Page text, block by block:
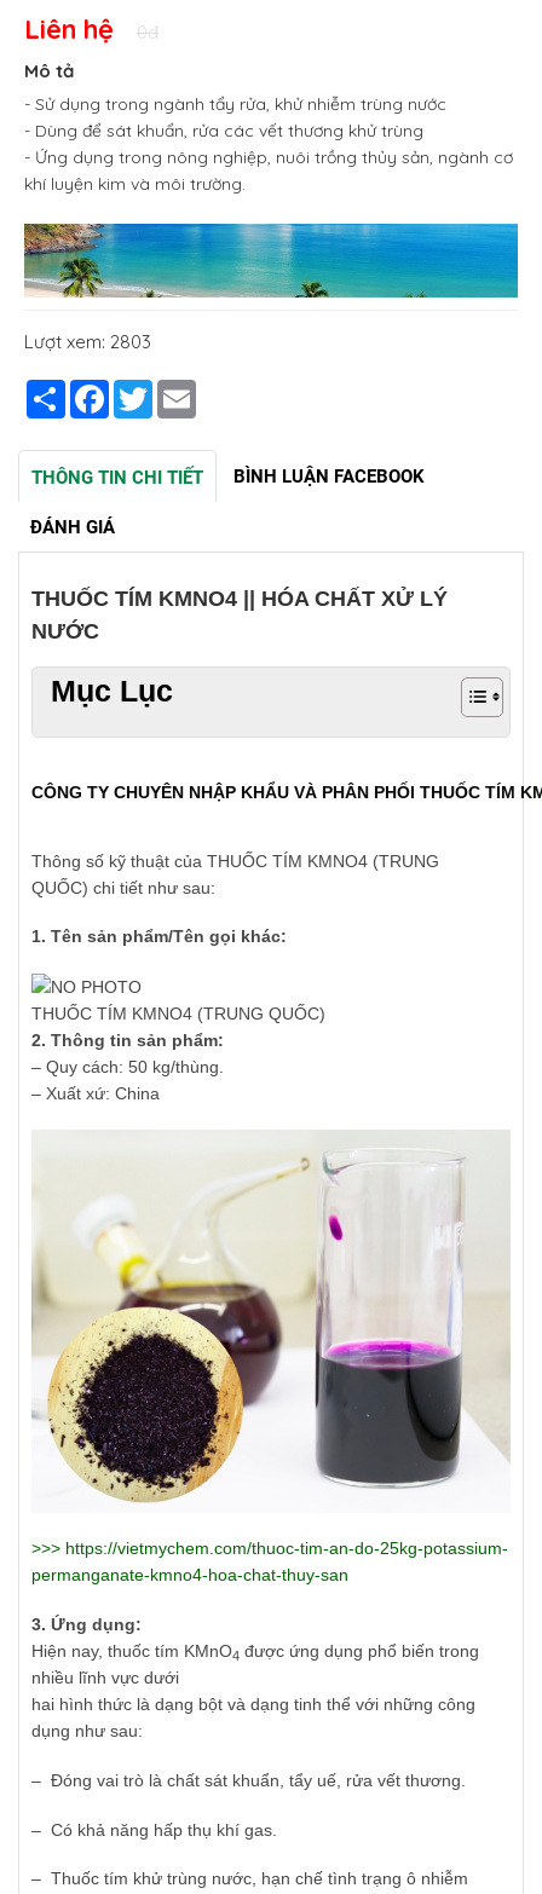
Liên hệ
0đ
Mô tả
- Sử dụng trong ngành tẩy rửa, khử nhiễm trùng nước
- Dùng để sát khuẩn, rửa các vết thương khử trùng
- Ứng dụng trong nông nghiệp, nuôi trồng thủy sản, ngành cơ
khí luyện kim và môi trường.
Lượt xem: 2803
ShareFacebook
Twitter
THÔNG TIN CHI TIẾT BÌNH LUẬN FACEBOOK
ĐÁNH GIÁ
THUỐC TÍM KMNO4 || HÓA CHẤT XỬ LÝ
NƯỚC
Mục Lục
CÔNG TY CHUYÊN NHẬP KHẨU VÀ PHÂN PHỐI THUỐC TÍM
Thông số kỹ thuật của THUỐC TÍM KMNO4 (TRUNG
QUỐC) chi tiết như sau:
1. Tên sản phẩm/Tên gọi khác:
THUỐC TÍM KMNO4 (TRUNG QUỐC)
2. Thông tin sản phẩm:
– Quy cách: 50 kg/thùng.
– Xuất xứ: China
>>> https://vietmychem.com/thuoc-tim-an-do-25kg-potassium-
permanganate-kmno4-hoa-chat-thuy-san
3. Ứng dụng:
Hiện nay, thuốc tím KMnO4 được ứng dụng phổ biến trong
nhiều lĩnh vực dưới
hai hình thức là dạng bột và dạng tinh thể với những công
dụng như sau:
– Đóng vai trò là chất sát khuẩn, tẩy uế, rửa vết thương.
– Có khả năng hấp thụ khí gas.
– Thuốc tím khử trùng nước, hạn chế tình trạng ô nhiễm